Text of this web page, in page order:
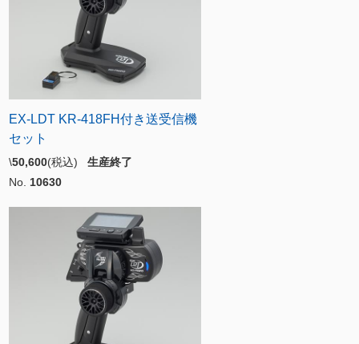
EX-LDT KR-418FH付き送受信機
セット
\50,600(税込) 生産終了
No. 10630